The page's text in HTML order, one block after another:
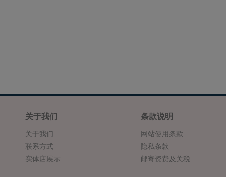
关于我们
关于我们
联系方式
实体店展示
条款说明
网站使用条款
隐私条款
邮寄资费及关税